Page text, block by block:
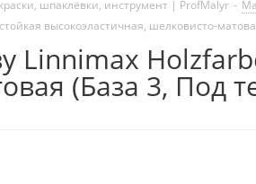
шпаклёвки, инструмент | ProfMalyr -
высокоэластичная, шелковисто-
Linnimax
(База 3, Под